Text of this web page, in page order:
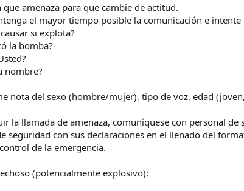
amenaza para que cambie de actitud.
el mayor tiempo posible la comunicación e
si explota?
la bomba?
nombre?
nota del sexo (hombre/mujer), tipo de voz, edad
la llamada de amenaza, comuníquese con personal
seguridad con sus declaraciones en el llenado del
de la emergencia.
(potencialmente explosivo):